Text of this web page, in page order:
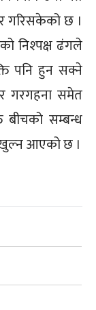
गरिसकेको छ ।
निश्पक्ष ढंगले
पनि हुन सक्ने
गरगहना समेत
सम्बन्ध
खुल्न आएको छ ।